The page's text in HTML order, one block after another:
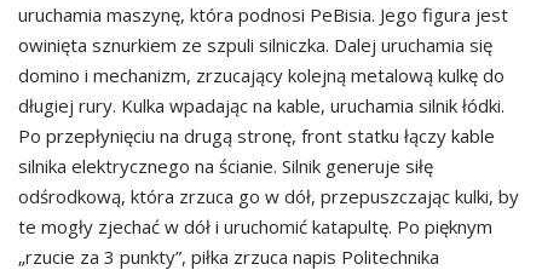
uruchamia maszynę, która podnosi PeBisia. Jego figura jest
owinięta sznurkiem ze szpuli silniczka. Dalej uruchamia się
domino i mechanizm, zrzucający kolejną metalową kulkę do
długiej rury. Kulka wpadając na kable, uruchamia silnik łódki.
Po przepłynięciu na drugą stronę, front statku łączy kable
silnika elektrycznego na ścianie. Silnik generuje siłę
odśrodkową, która zrzuca go w dół, przepuszczając kulki, by
te mogły zjechać w dół i uruchomić katapultę. Po pięknym
„rzucie za 3 punkty”, piłka zrzuca napis Politechnika